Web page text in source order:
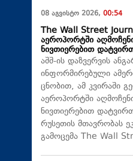
08 აგვისტო 2026, 00:54
The Wall Street
აეროპორტში
ნივთიერებით
აშშ-ის დაზვერვის
ინფორმირებული
ცნობით, ამ კვირაში
აეროპორტში
ნივთიერებით
რუსეთის მთავრობას
გამოცემა The Wall